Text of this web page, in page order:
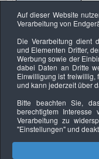
Mittwoch
12. Mai
13. Mai
Freitag
14. Mai
Samstag
Sonntag
16. Mai
Auf dieser Website
Verarbeitung von
Die Verarbeitung dient
und Elementen Dritter,
Werbung sowie der
dabei Daten an Dritte
Einwilligung ist freiwillig,
und kann jederzeit über
Bitte beachten Sie,
berechtigtem
Verarbeitung zu
"Einstellungen"und